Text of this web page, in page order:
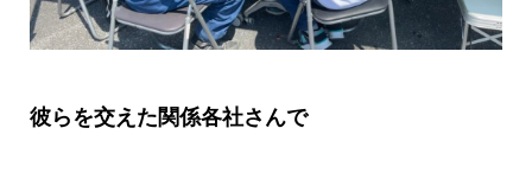
彼らを交えた関係各社さんで